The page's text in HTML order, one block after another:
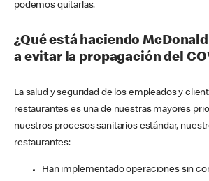
podemos quitarlas.
¿Qué está haciendo
a evitar la propagación del
La salud y seguridad de los empleados y
restaurantes es una de nuestras mayores
nuestros procesos sanitarios estándar,
restaurantes:
Han implementado operaciones sin